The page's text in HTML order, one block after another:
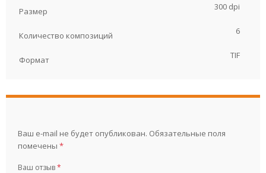
Размер 300 dpi
Количество композиций 6
Формат TIF
Ваш e-mail не будет опубликован. Обязательные поля
помечены *
Ваш отзыв*